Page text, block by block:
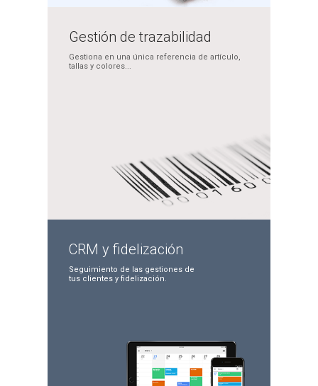
Gestión detrazabilidad
Gestiona en una única referencia de artículo,
tallas y colores...
CRM y fidelización
Seguimiento de las gestiones de
tus clientesy fidelización.